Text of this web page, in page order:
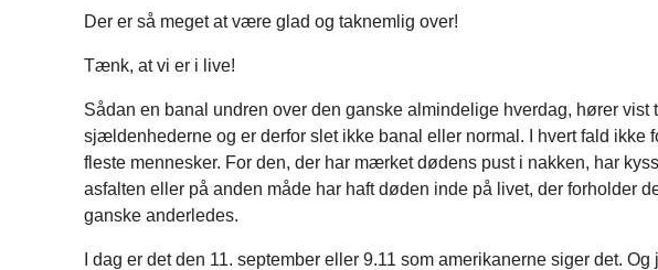
Der er så meget at være glad og taknemlig over!
Tænk, at vi er i live!
Sådan en banal undren over den ganske almindelige hverdag, hører vist
sjældenhederne og er derfor slet ikke banal eller normal. I hvert fald ikke
fleste mennesker. For den, der har mærket dødens pust i nakken, har
asfalten eller på anden måde har haft døden inde på livet, der forholder
ganske anderledes.
I dag er det den 11. september eller 9.11 som amerikanerne siger det. Og